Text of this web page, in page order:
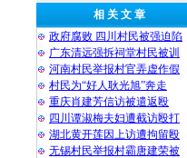
相 关 文 章
政府腐败 四川村民被强迫陷
广东清远强拆祠堂村民被训
河南村民举报村官弄虚作假
村民为“好人耿光旭”奔走
‌重庆肖建芳信访被遣返殴
四川谭淑梅夫妇遭截访殴打
湖北黄开莲因上访遭拘留殴
无锡村民举报村霸唐建荣被